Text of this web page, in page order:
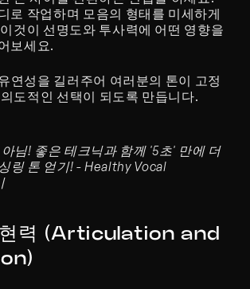
로 작업하며 모음의 형태를 미세하게
것이 선명도와 투사력에 어떤 영향을
보세요.
연성을 길러주어 여러분의 톤이 고정
도적인 선택이 되도록 만듭니다.
님! 좋은 테크닉과 함께 '5초' 만에 더
링 톤 얻기! - Healthy Vocal
현력 (Articulation and